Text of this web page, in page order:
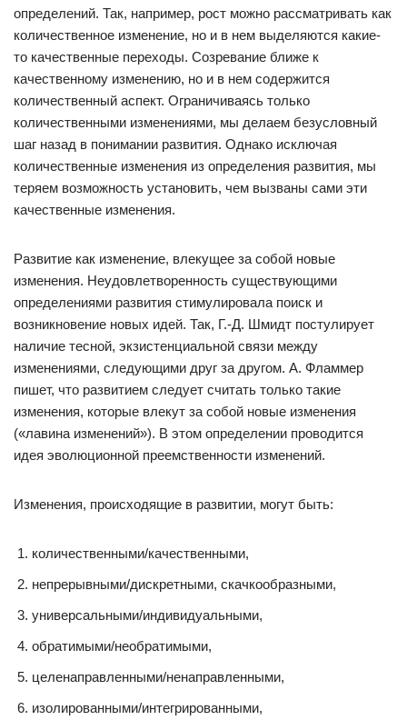
определений. Так, например, рост можно рассматривать как
количественное изменение, но и в нем выделяются какие-
то качественные переходы. Созревание ближе к
качественному изменению, но и в нем содержится
количественный аспект. Ограничиваясь только
количественными изменениями, мы делаем безусловный
шаг назад в понимании развития. Однако исключая
количественные изменения из определения развития, мы
теряем возможность установить, чем вызваны сами эти
качественные изменения.
Развитие как изменение, влекущее за собой новые
изменения. Неудовлетворенность существующими
определениями развития стимулировала поиск и
возникновение новых идей. Так, Г.-Д. Шмидт постулирует
наличие тесной, экзистенциальной связи между
изменениями, следующими друг за другом. А. Фламмер
пишет, что развитием следует считать только такие
изменения, которые влекут за собой новые изменения
(«лавина изменений»). В этом определении проводится
идея эволюционной преемственности изменений.
Изменения, происходящие в развитии, могут быть:
количественными/качественными,
непрерывными/дискретными, скачкообразными,
универсальными/индивидуальными,
обратимыми/необратимыми,
целенаправленными/ненаправленными,
изолированными/интегрированными,